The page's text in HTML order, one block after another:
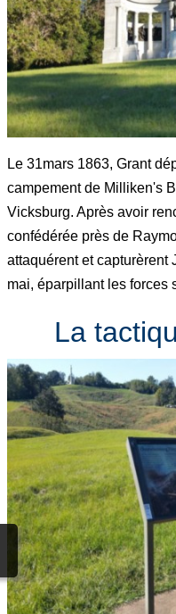
Le 31mars 1863, Grant
campement de Milliken's
Vicksburg. Après avoir
confédérée près de
attaquérent et capturèrent
mai, éparpillant les forces
La